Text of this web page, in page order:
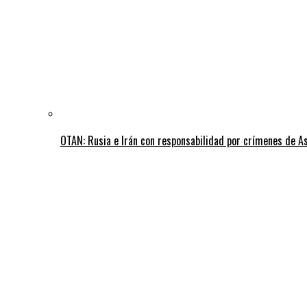
OTAN: Rusia e Irán con responsabilidad por crímenes de